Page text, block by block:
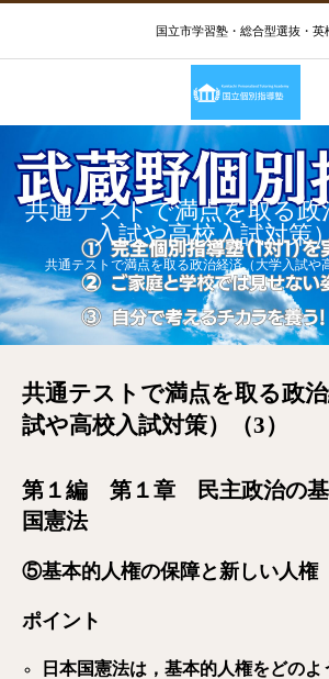
国立市学習塾・総合型選抜・英
共通テストで満点を取る政
入試や高校入試対策
共通テストで満点を取る政治経済（大学入試や
共通テストで満点を取る政
試や高校入試対策）（3）
第１編 第１章 民主政治の基
国憲法
⑤基本的人権の保障と新しい人権
ポイント
日本国憲法は，基本的人権をどの